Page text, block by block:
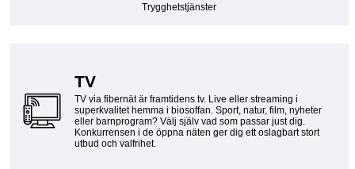
Trygghetstjänster
TV
TV via fibernät är framtidens tv. Live eller streaming i
superkvalitet hemma i biosoffan. Sport, natur, film, nyheter
eller barnprogram? Välj själv vad som passar just dig.
Konkurrensen i de öppna näten ger dig ett oslagbart stort
utbud och valfrihet.